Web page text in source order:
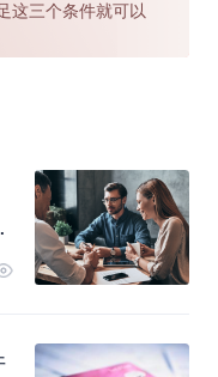
近三个月的电话、
，其它银行信用卡
等。
这三个条件就可以